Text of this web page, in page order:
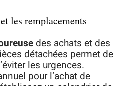
les remplacements
des achats et des
détachées permet de
les urgences.
pour l’achat de